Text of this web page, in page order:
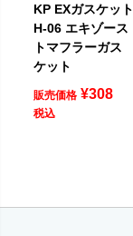
KP EXガスケット
H-06 エキゾース
トマフラーガス
ケット
販売価格 ¥308
税込